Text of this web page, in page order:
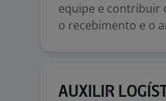
equipe e contribuir
o recebimento e o
AUXILIR